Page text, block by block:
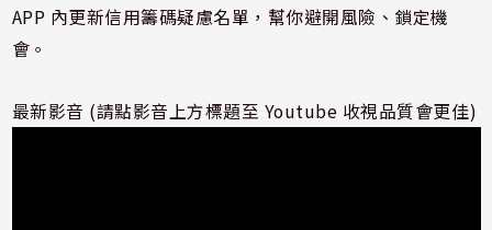
APP 內更新信用籌碼疑慮名單，幫你避開風險、鎖定機
會。
最新影音 (請點影音上方標題至 Youtube 收視品質會更佳)